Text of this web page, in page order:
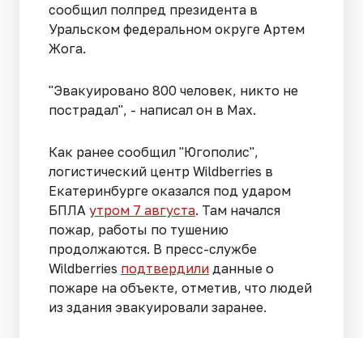
сообщил полпред президента в
Уральском федеральном округе Артем
Жога.
"Эвакуировано 800 человек, никто не
пострадал", - написал он в Max.
Как ранее сообщил "Югополис",
логистический центр Wildberries в
Екатеринбурге оказался под ударом
БПЛА утром 7 августа. Там начался
пожар, работы по тушению
продолжаются. В пресс-службе
Wildberries подтвердили данные о
пожаре на объекте, отметив, что людей
из здания эвакуировали заранее.